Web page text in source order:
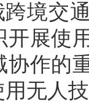
境交
开展使
协作的
无人